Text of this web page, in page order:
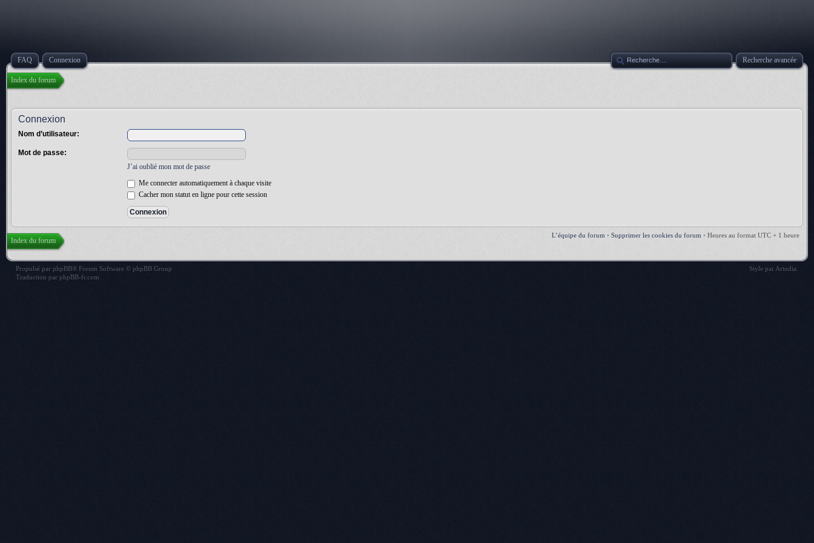
FAQ Connexion Recherche avancée
Index du forum
Connexion
Nom d’utilisateur:
Mot de passe:
J’ai oublié mon mot de passe
Me connecter automatiquement à chaque visite
Cacher mon statut en ligne pour cette session
L’équipe du forum • Supprimer les cookies du forum • Heures au format UTC + 1 heure
Index du forum
Propulsé par phpBB® Forum Software © phpBB Group
Traduction par phpBB-fr.com
Style par Artodia